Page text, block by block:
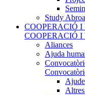
Study
COOPERACIÓ
COOPERACIÓ
Aliances
Ajuda